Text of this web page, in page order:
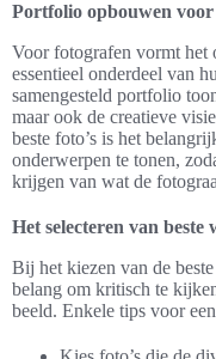
Portfolio opbouwen
Voor fotografen vormt het
essentieel onderdeel van
samengesteld portfolio
maar ook de creatieve
beste foto’s is het
onderwerpen te tonen,
krijgen van wat de
Het selecteren van beste
Bij het kiezen van de
belang om kritisch te
beeld. Enkele tips voor